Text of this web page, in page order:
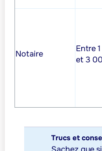
Notaire
Entre
et 3
Trucs et